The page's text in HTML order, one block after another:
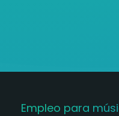
Empleo para